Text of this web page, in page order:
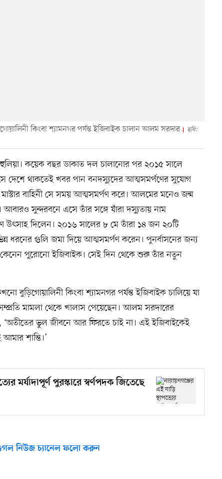
কিংবা শ্যামনগর পর্যন্ত ইজিবাইক চালান আলম সরদার
ছবি:
কয়েক বছর ডাকাত দল চালানোর পর ২০১৫ সালে
সে দেশে থাকতেই খবর পান বনদস্যুদের আত্মসমর্পণের সুযোগ
বাহিনী সে সময় আত্মসমর্পণ করে। আলমের মনেও জন্ম
আবারও সুন্দরবনে এসে তাঁর সঙ্গে যাঁরা দস্যুতায় নাম
উৎসাহ দিলেন। ২০১৬ সালের ৮ মে তাঁরা ১৪ জন ২০টি
ধরনের গুলি জমা দিয়ে আত্মসমর্পণ করেন। পুনর্বাসনের জন্য
পুরোনো ইজিবাইক। সেই দিন থেকে শুরু তাঁর নতুন
বুড়িগোয়ালিনী কিংবা শ্যামনগর পর্যন্ত ইজিবাইক চালিয়ে যা
মামলা থেকে খালাস পেয়েছেন। আলম সরদারের
‘অতীতের ভুল জীবনে আর ফিরতে চাই না। এই ইজিবাইকেই
শান্তি।’
মর্যাদাপূর্ণ পুরস্কারে স্বর্ণপদক জিতেছে
নিউজ চ্যানেল ফলো করুন